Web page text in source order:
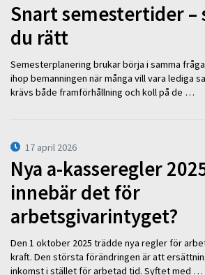
Snart semestertider –
du rätt
Semesterplanering brukar börja i samma
ihop bemanningen när många vill vara lediga
krävs både framförhållning och koll på de …
17 april 2026
Nya a-kasseregler
innebär det för
arbetsgivarintyget?
Den 1 oktober 2025 trädde nya regler för
kraft. Den största förändringen är att
inkomst i stället för arbetad tid. Syftet med …